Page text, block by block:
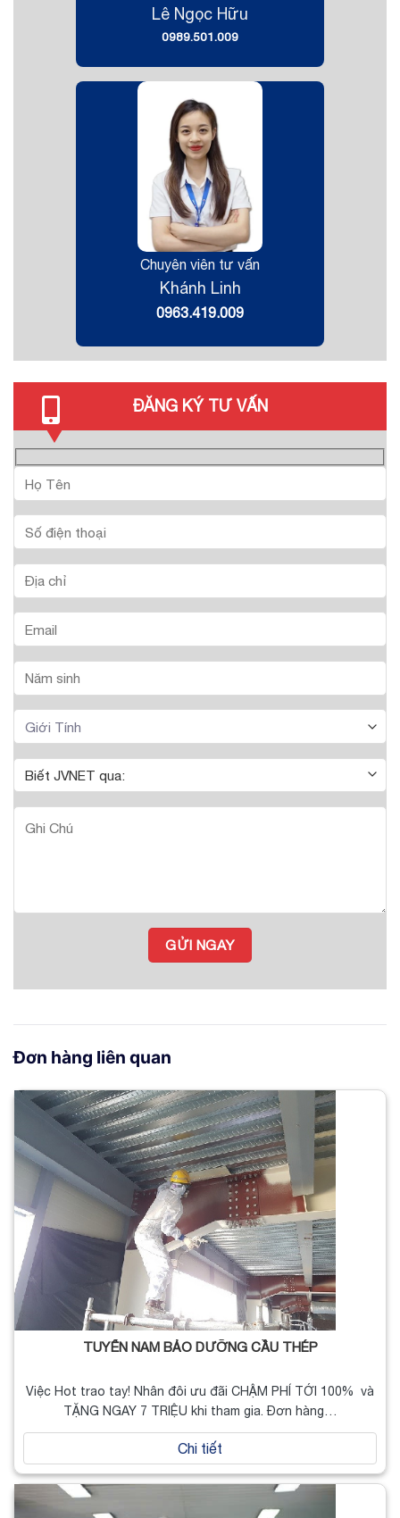
Lê Ngọc Hữu
0989.501.009
Chuyên viên tư vấn
Khánh Linh
0963.419.009
ĐĂNG KÝ TƯ VẤN
Đơn hàng liên quan
TUYỂN NAM BẢO DƯỠNG CẦU THÉP
Việc Hot trao tay! Nhân đôi ưu đãi CHẬM PHÍ TỚI 100% và
TẶNG NGAY 7 TRIỆU khi tham gia. Đơn hàng…
Chi tiết